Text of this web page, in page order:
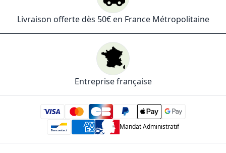
Livraison offerte dès 50€ en France Métropolitaine
Entreprise française
Mandat Administratif